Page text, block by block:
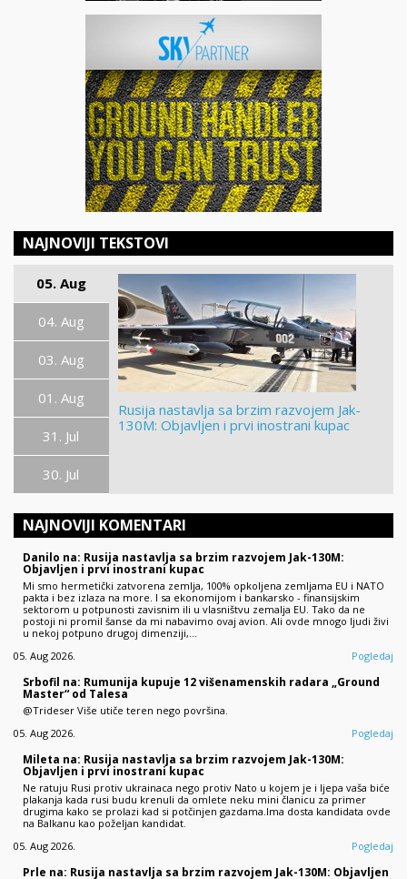
NAJNOVIJI TEKSTOVI
05. Aug
04. Aug
03. Aug
01. Aug
31. Jul
30. Jul
Rusija nastavlja sa brzim razvojem Jak-
130M: Objavljen i prvi inostrani kupac
NAJNOVIJI KOMENTARI
Danilo na: Rusija nastavlja sa brzim razvojem Jak-130M:
Objavljen i prvi inostrani kupac
Mi smo hermetički zatvorena zemlja, 100% opkoljena zemljama EU i NATO
pakta i bez izlaza na more. I sa ekonomijom i bankarsko - finansijskim
sektorom u potpunosti zavisnim ili u vlasništvu zemalja EU. Tako da ne
postoji ni promil šanse da mi nabavimo ovaj avion. Ali ovde mnogo ljudi živi
u nekoj potpuno drugoj dimenziji,…
05. Aug 2026.
Pogledaj
Srbofil na: Rumunija kupuje 12 višenamenskih radara „Ground
Master“ od Talesa
@Trideser Više utiče teren nego površina.
05. Aug 2026.
Pogledaj
Mileta na: Rusija nastavlja sa brzim razvojem Jak-130M:
Objavljen i prvi inostrani kupac
Ne ratuju Rusi protiv ukrainaca nego protiv Nato u kojem je i ljepa vaša biće
plakanja kada rusi budu krenuli da omlete neku mini članicu za primer
drugima kako se prolazi kad si potčinjen gazdama.Ima dosta kandidata ovde
na Balkanu kao poželjan kandidat.
05. Aug 2026.
Pogledaj
Prle na: Rusija nastavlja sa brzim razvojem Jak-130M: Objavljen